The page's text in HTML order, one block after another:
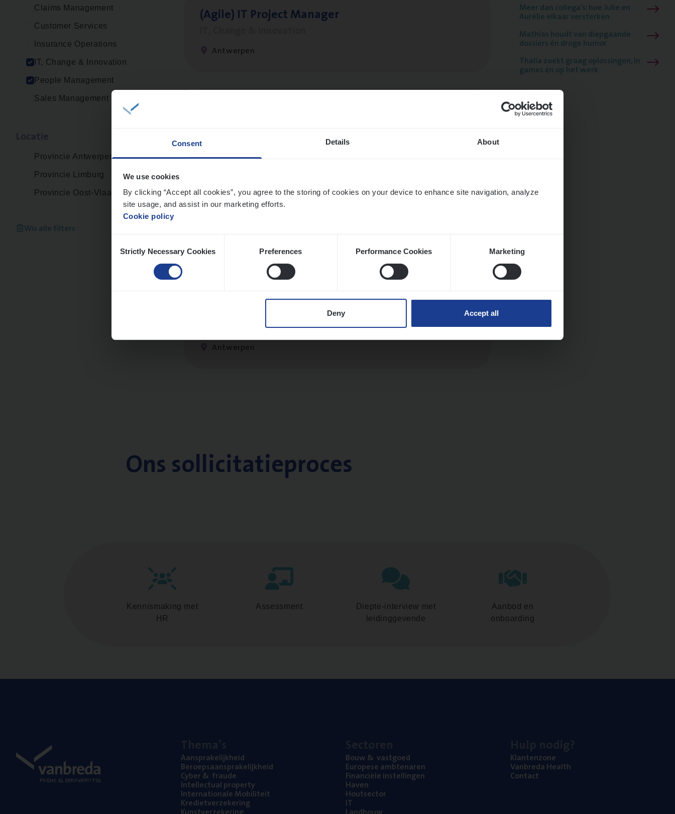
Consent Details About
We use cookies
By clicking “Accept all cookies”, you agree to the storing of cookies on your device to enhance site navigation, analyze
site usage, and assist in our marketing efforts.
Cookie policy
Selection
Strictly Necessary Cookies Preferences Performance Cookies Marketing
Deny Accept all
Claims Management
Customer Services
Insurance Operations
IT, Change & Innovation
People Management
Sales Management
Provincie Antwerpen
Provincie Limburg
Provincie Oost-Vlaanderen
Wis alle filters
(Agi­le) IT Pro­ject Manager
Antwerpen
ITBusi­ness Analyst
Antwerpen
IT, Change & Innovation
Antwerpen
Meer dan collega’s: hoe Julie en
Aurélie elkaar versterken
Mathias houdt van diepgaande
dossiers én droge humor
Thalia zoekt graag oplossingen, in
games én op het werk
Ons sollicitatieproces
Kennismaking met
HR
Assessment
Diepte-interview met
leidinggevende
Aanbod en
onboarding
Aan­spra­ke­lijk­heid
Beroeps­aan­spra­ke­lijk­heid
Cyber& fraude
Intel­lec­tu­al property
Inter­na­ti­o­na­le Mobiliteit
Kre­diet­ver­ze­ke­ring
Bouw& vastgoed
Euro­pe­se ambtenaren
Finan­ci­ë­le instellingen
Haven
Hout­sec­tor
IT
Klan­ten­zo­ne
Van­b­re­da Health
Con­tact